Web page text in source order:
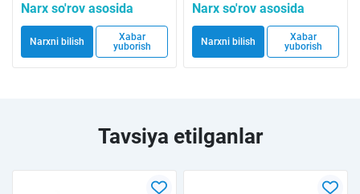
Narx so'rov asosida
Narxni bilish
Xabar
yuborish
Narx so'rov asosida
Narxni bilish
Xabar
yuborish
Tavsiya etilganlar